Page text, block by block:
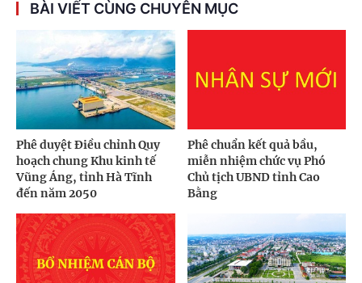
BÀI VIẾT CÙNG CHUYÊN MỤC
Phê duyệt Điều chỉnh Quy
hoạch chung Khu kinh tế
Vũng Áng, tỉnh Hà Tĩnh
đến năm 2050
Phê chuẩn kết quả bầu,
miễn nhiệm chức vụ Phó
Chủ tịch UBND tỉnh Cao
Bằng